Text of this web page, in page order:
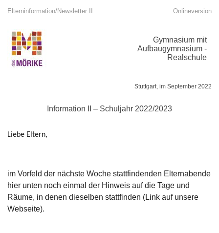
Elterninformation/Newsletter II Onlineversion
Gymnasium mit
Aufbaugymnasium -
Realschule
Stuttgart, im September 2022
Information II – Schuljahr 2022/2023
Liebe Eltern,
im Vorfeld der nächste Woche stattfindenden Elternabende
hier unten noch einmal der Hinweis auf die Tage und
Räume, in denen dieselben stattfinden (Link auf unsere
Webseite).